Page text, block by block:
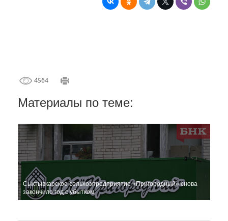
4564
Материалы по теме:
Сыктывкарское сельхозпредприятие «Пригородный» снова
закончило год с убытком